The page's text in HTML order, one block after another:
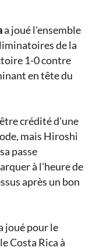
a joué l'ensemble
de la
1-0 contre
en tête du
crédité d'une
mais Hiroshi
passe
à l'heure de
après un bon
joué pour le
Costa Rica à